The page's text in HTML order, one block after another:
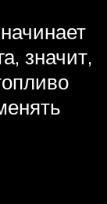
значит,